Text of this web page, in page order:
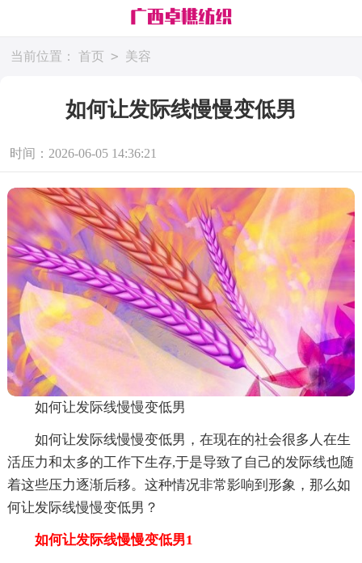
当前位置： 首页 > 美容
如何让发际线慢慢变低男
时间：2026-06-05 14:36:21
如何让发际线慢慢变低男
如何让发际线慢慢变低男，在现在的社会很多人在生
活压力和太多的工作下生存,于是导致了自己的发际线也随
着这些压力逐渐后移。这种情况非常影响到形象，那么如
何让发际线慢慢变低男？
如何让发际线慢慢变低男1